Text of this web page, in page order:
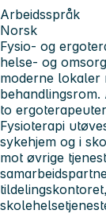
Arbeidsspråk
Norsk
Fysio- og
helse- og
moderne lokaler
to
Fysioterapi
sykehjem og i
mot øvrige